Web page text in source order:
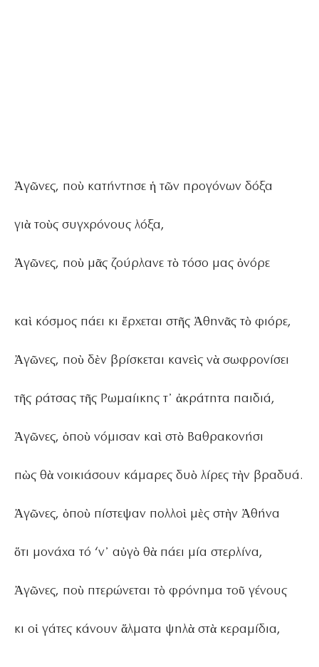
Ἀγῶνες, ποὺ κατήντησε ἡ τῶν προγόνων δόξα
γιὰ τοὺς συγχρόνους λόξα,
Ἀγῶνες, ποὺ μᾶς ζούρλανε τὸ τόσο μας ὀνόρε
καὶ κόσμος πάει κι ἔρχεται στῆς Ἀθηνᾶς τὸ φιόρε,
Ἀγῶνες, ποὺ δὲν βρίσκεται κανεὶς νὰ σωφρονίσει
τῆς ράτσας τῆς Ρωμαίικης τ᾿ ἀκράτητα παιδιά,
Ἀγῶνες, ὁποὺ νόμισαν καὶ στὸ Βαθρακονήσι
πὼς θὰ νοικιάσουν κάμαρες δυὸ λίρες τὴν βραδυά.
Ἀγῶνες, ὁποὺ πίστεψαν πολλοὶ μὲς στὴν Ἀθήνα
ὅτι μονάχα τό ‘ν᾿ αὐγὸ θὰ πάει μία στερλίνα,
Ἀγῶνες, ποὺ πτερώνεται τὸ φρόνημα τοῦ γένους
κι οἱ γάτες κάνουν ἅλματα ψηλὰ στὰ κεραμίδια,